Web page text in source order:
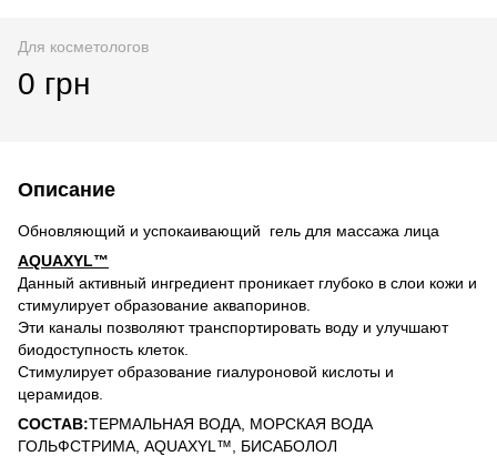
Для косметологов
0 грн
Описание
Обновляющий и успокаивающий гель для массажа лица
AQUAXYL™
Данный активный ингредиент проникает глубоко в слои кожи и
стимулирует образование аквапоринов.
Эти каналы позволяют транспортировать воду и улучшают
биодоступность клеток.
Стимулирует образование гиалуроновой кислоты и
церамидов.
СОСТАВ:ТЕРМАЛЬНАЯ ВОДА, МОРСКАЯ ВОДА
ГОЛЬФСТРИМА, AQUAXYL™, БИСАБОЛОЛ